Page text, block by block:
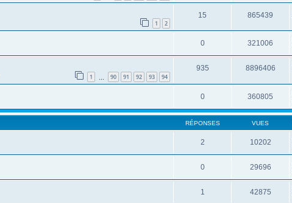
1 2
15 865439
0 321006
1 90 91 92 93 94
935 8896406
0 360805
RÉPONSES VUES
2 10202
0 29696
1 42875